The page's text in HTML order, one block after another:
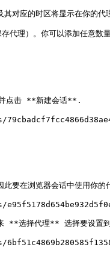
对应的时区将显示在你的代
理）。你可以添加任意数量
点击 **新建会话**.
此要在浏览器会话中使用
**选择代理** 选择要设置